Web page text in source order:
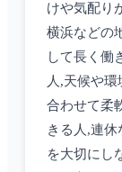
けや気配り
横浜などの
して長く働
人,天候や環
合わせて柔
きる人,連休
を大切にし